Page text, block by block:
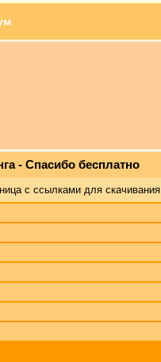
- Спасибо бесплатно
с ссылками для